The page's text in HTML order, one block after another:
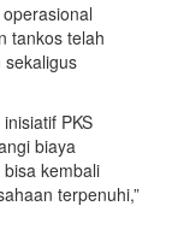
tankos telah
sekaligus
PKS
biaya
kembali
terpenuhi,”